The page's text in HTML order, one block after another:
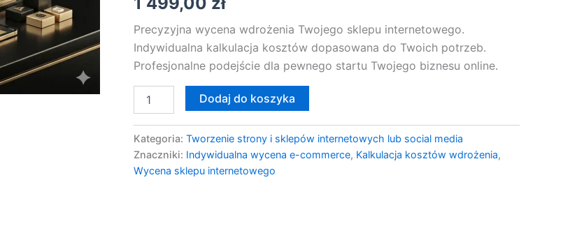
Precyzyjna wycena wdrożenia Twojego sklepu internetowego.
Indywidualna kalkulacja kosztów dopasowana do Twoich potrzeb.
Profesjonalne podejście dla pewnego startu Twojego biznesu online.
Dodaj do koszyka
Kategoria: Tworzenie strony i sklepów internetowych lub social media
Znaczniki: Indywidualna wycena e-commerce, Kalkulacja kosztów wdrożenia,
Wycena sklepu internetowego